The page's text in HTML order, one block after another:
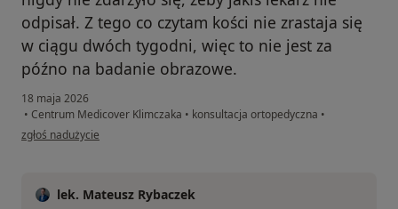
odpisał. Z tego co czytam kości nie zrastaja się
w ciągu dwóch tygodni, więc to nie jest za
późno na badanie obrazowe.
18 maja 2026
• Centrum Medicover Klimczaka • konsultacja ortopedyczna •
w opinii użytkownika Sebastian
zgłoś nadużycie
lek. Mateusz Rybaczek